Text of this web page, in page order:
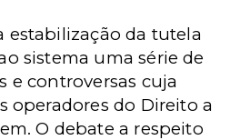
estabilização da tutela
sistema uma série de
e controversas cuja
operadores do Direito a
O debate a respeito